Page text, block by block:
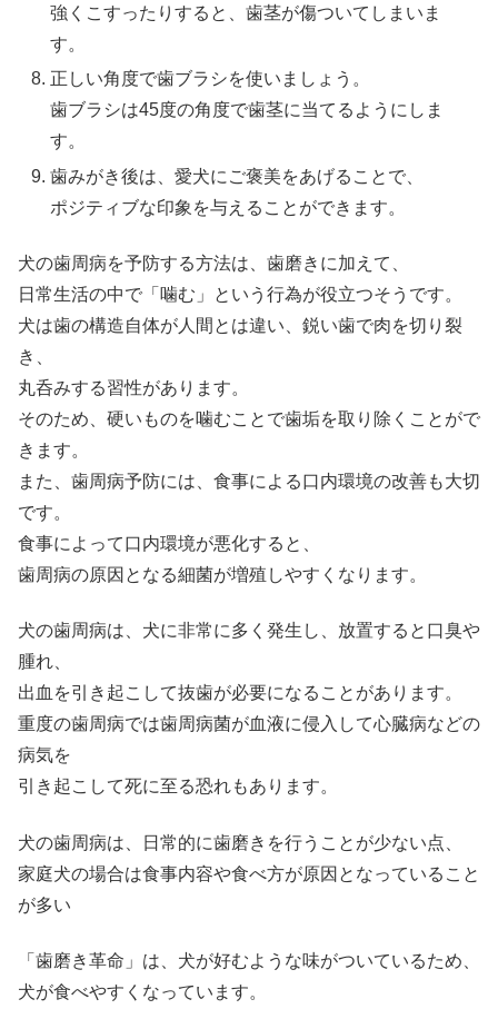
強くこすったりすると、歯茎が傷ついてしまいま
す。
正しい角度で歯ブラシを使いましょう。
歯ブラシは45度の角度で歯茎に当てるようにしま
す。
歯みがき後は、愛犬にご褒美をあげることで、
ポジティブな印象を与えることができます。
犬の歯周病を予防する方法は、歯磨きに加えて、
日常生活の中で「噛む」という行為が役立つそうです。
犬は歯の構造自体が人間とは違い、鋭い歯で肉を切り裂
き、
丸呑みする習性があります。
そのため、硬いものを噛むことで歯垢を取り除くことがで
きます。
また、歯周病予防には、食事による口内環境の改善も大切
です。
食事によって口内環境が悪化すると、
歯周病の原因となる細菌が増殖しやすくなります。
犬の歯周病は、犬に非常に多く発生し、放置すると口臭や
腫れ、
出血を引き起こして抜歯が必要になることがあります。
重度の歯周病では歯周病菌が血液に侵入して心臓病などの
病気を
引き起こして死に至る恐れもあります。
犬の歯周病は、日常的に歯磨きを行うことが少ない点、
家庭犬の場合は食事内容や食べ方が原因となっていること
が多い
「歯磨き革命」は、犬が好むような味がついているため、
犬が食べやすくなっています。